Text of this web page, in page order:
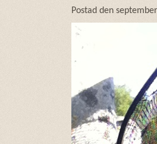
Postad den